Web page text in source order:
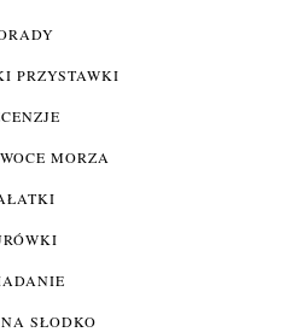
PRZYSTAWKI
MORZA
SŁODKO